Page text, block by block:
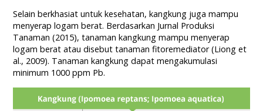
Selain berkhasiat untuk kesehatan, kangkung juga mampu
menyerap logam berat. Berdasarkan Jurnal Produksi
Tanaman (2015), tanaman kangkung mampu menyerap
logam berat atau disebut tanaman fitoremediator (Liong et
al., 2009). Tanaman kangkung dapat mengakumulasi
minimum 1000 ppm Pb.